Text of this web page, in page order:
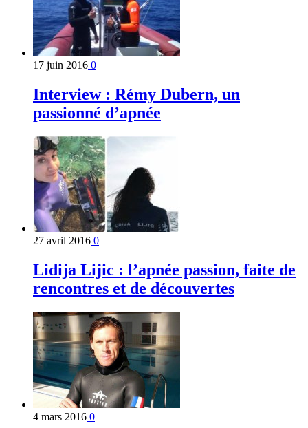
17 juin 2016 0
Interview : Rémy Dubern, un
passionné d’apnée
27 avril 2016 0
Lidija Lijic : l’apnée passion, faite de
rencontres et de découvertes
4 mars 2016 0